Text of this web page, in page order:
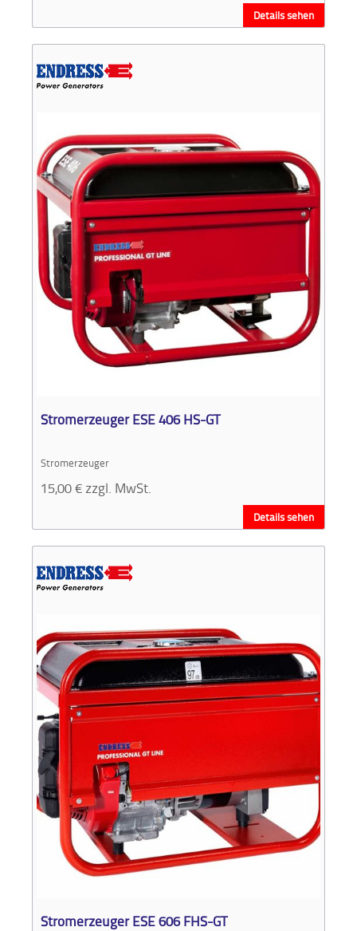
Details sehen
Stromerzeuger ESE 406 HS-GT
Stromerzeuger
15,00€ zzgl. MwSt.
Details sehen
Stromerzeuger ESE 606 FHS-GT